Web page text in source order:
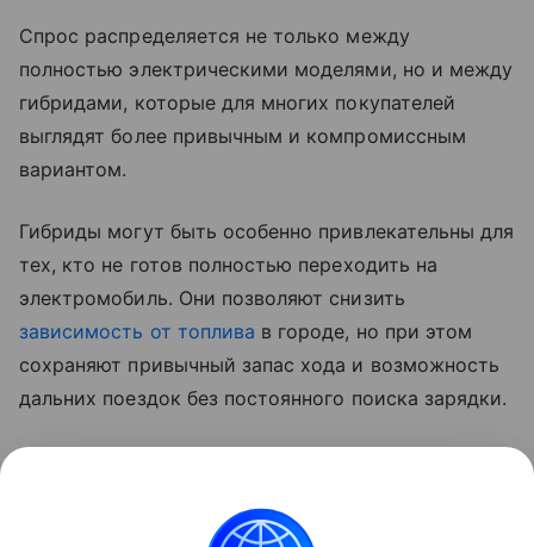
Спрос распределяется не только между
полностью электрическими моделями, но и между
гибридами, которые для многих покупателей
выглядят более привычным и компромиссным
вариантом.
Гибриды могут быть особенно привлекательны для
тех, кто не готов полностью переходить на
электромобиль. Они позволяют снизить
зависимость от топлива в городе, но при этом
сохраняют привычный запас хода и возможность
дальних поездок без постоянного поиска зарядки.
высокий спрос на электромобили и гибриды, по